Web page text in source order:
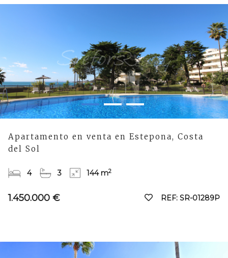
Apartamento en venta en Estepona, Costa
del Sol
4 3 144 m2
1.450.000 € REF: SR-01289P